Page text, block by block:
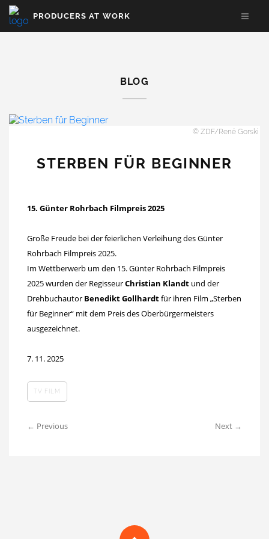
PRODUCERS AT WORK
BLOG
© ZDF/René Gorski
STERBEN FÜR BEGINNER
15. Günter Rohrbach Filmpreis 2025
Große Freude bei der feierlichen Verleihung des Günter
Rohrbach Filmpreis 2025.
Im Wettberwerb um den 15. Günter Rohrbach Filmpreis
2025 wurden der RegisseurChristian Klandt und der
Drehbuchautor Benedikt Gollhardtfür ihren Film „Sterben
für Beginner“ mit dem Preis des Oberbürgermeisters
ausgezeichnet.
7. 11. 2025
TV FILM
← Previous Next →